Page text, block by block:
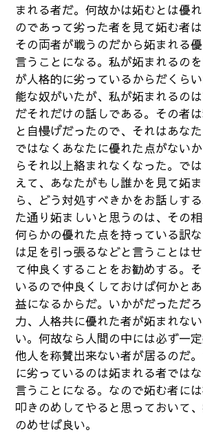
まれる者だ。何故かは妬むとは優
のであって劣った者を見て妬む者は
その両者が戦うのだから妬まれる
言うことになる。私が妬まれるの
が人格的に劣っているからだくら
能な奴がいたが、私が妬まれるの
だそれだけの話しである。その者
と自慢げだったので、それはあな
ではなくあなたに優れた点がない
らそれ以上絡まれなくなった。で
えて、あなたがもし誰かを見て妬
ら、どう対処すべきかをお話しす
た通り妬ましいと思うのは、その
何らかの優れた点を持っている訳
は足を引っ張るなどと言うことは
て仲良くすることをお勧めする。
いるので仲良くしておけば何かと
益になるからだ。いかがだっただ
力、人格共に優れた者が妬まれな
い。何故なら人間の中には必ず一
他人を称賛出来ない者が居るのだ
に劣っているのは妬まれる者では
言うことになる。なので妬む者に
叩きのめしてやると思っておいて
のめせば良い。